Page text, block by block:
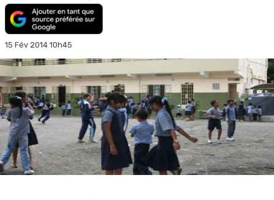
15 Fév 2014 10h45